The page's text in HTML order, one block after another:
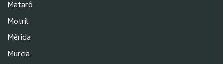
Mataró
Motril
Mérida
Murcia